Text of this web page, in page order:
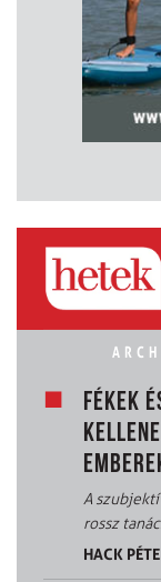
FÉKEK
A
rossz
HACK